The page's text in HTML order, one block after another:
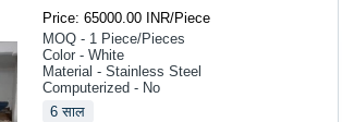
Price: 65000.00 INR/Piece
MOQ - 1 Piece/Pieces
Color - White
Material - Stainless Steel
Computerized - No
6 साल